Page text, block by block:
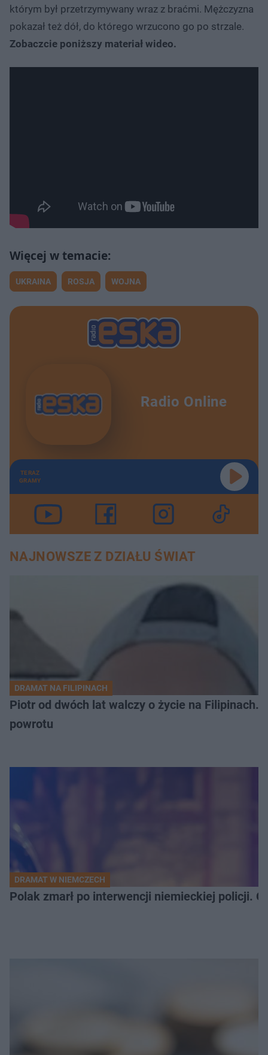
którym był przetrzymywany wraz z braćmi. Mężczyzna
pokazał też dół, do którego wrzucono go po strzale.
Zobaczcie poniższy materiał wideo.
UKRAINA ROSJA WOJNA
Radio Online
TERAZ
GRAMY
NAJNOWSZE Z DZIAŁU ŚWIAT
DRAMAT NA FILIPINACH
Piotr od dwóch lat walczy o życie na Filipinach.
powrotu
DRAMAT W NIEMCZECH
Polak zmarł po interwencji niemieckiej policji.